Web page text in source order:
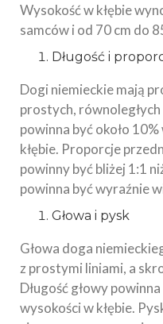
Wysokość w kłębie
samców i od 70 cm do
Długość i
Dogi niemieckie mają
prostych, równoległych
powinna być około
kłębie. Proporcje
powinny być bliżej 1:1
powinna być wyraźnie
Głowa i pysk
Głowa doga
z prostymi liniami, a
Długość głowy
wysokości w kłębie.